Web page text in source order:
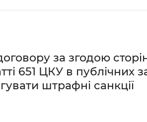
за згодою
651 ЦКУ в публічних
штрафні санкції